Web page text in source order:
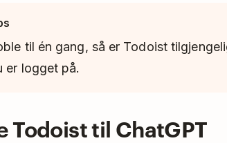
til én gang, så er Todoist
er logget på.
Todoist til ChatGPT